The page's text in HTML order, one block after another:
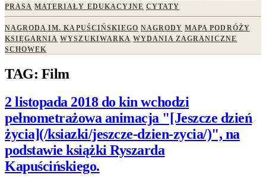
PRASA MATERIAŁY EDUKACYJNE CYTATY
NAGRODA IM. KAPUŚCIŃSKIEGO NAGRODY MAPA PODRÓŻY
KSIĘGARNIA WYSZUKIWARKA WYDANIA ZAGRANICZNE
SCHOWEK
TAG: Film
2 listopada 2018 do kin wchodzi
pełnometrażowa animacja "[Jeszcze dzień
życia](/ksiazki/jeszcze-dzien-zycia/)", na
podstawie książki Ryszarda
Kapuścińskiego.